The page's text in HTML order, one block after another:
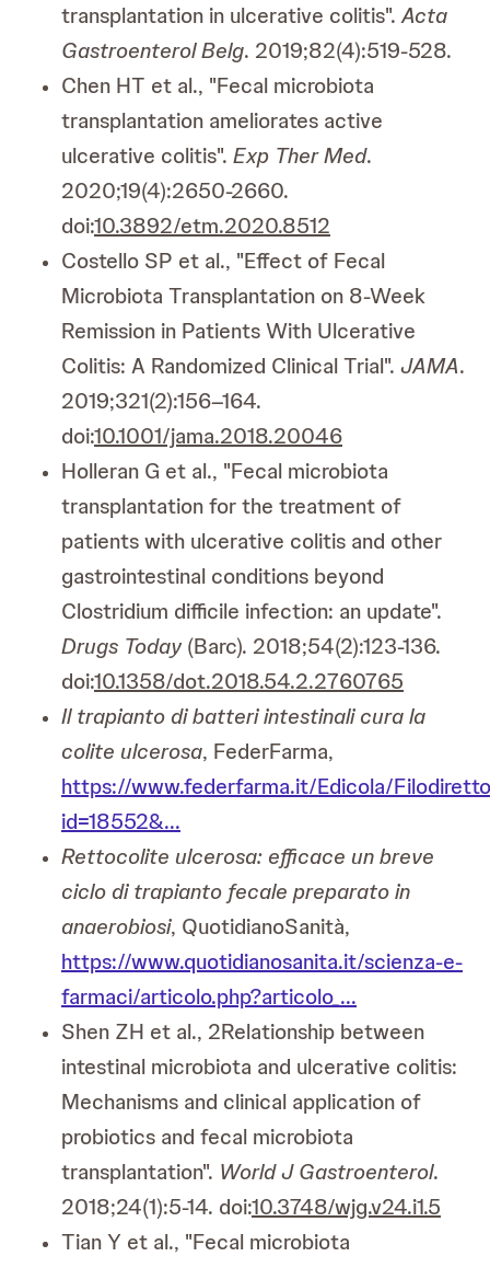
transplantation in ulcerative colitis".Acta
Gastroenterol Belg. 2019;82(4):519-528.
Chen HT et al., "Fecal microbiota
transplantation ameliorates active
ulcerative colitis". Exp Ther Med.
2020;19(4):2650-2660.
doi:10.3892/etm.2020.8512
Costello SP et al., "Effect of Fecal
Microbiota Transplantation on 8-Week
Remission in Patients With Ulcerative
Colitis: A Randomized Clinical Trial". JAMA.
2019;321(2):156–164.
doi:10.1001/jama.2018.20046
Holleran G et al., "Fecal microbiota
transplantation for the treatment of
patients with ulcerative colitis and other
gastrointestinal conditions beyond
Clostridium difficile infection: an update".
Drugs Today(Barc). 2018;54(2):123-136.
doi:10.1358/dot.2018.54.2.2760765
Il trapianto di batteri intestinali cura la
colite ulcerosa, FederFarma,
https://www.federfarma.it/Edicola/
id=18552&...
Rettocolite ulcerosa: efficace un breve
ciclo di trapianto fecale preparato in
anaerobiosi, QuotidianoSanità,
https://www.quotidianosanita.it/scienza-e-
farmaci/articolo.php?articolo_...
Shen ZH et al., 2Relationship between
intestinal microbiota and ulcerative colitis:
Mechanisms and clinical application of
probiotics and fecal microbiota
transplantation". World J Gastroenterol.
2018;24(1):5-14. doi:10.3748/wjg.v24.i1.5
Tian Y et al., "Fecal microbiota